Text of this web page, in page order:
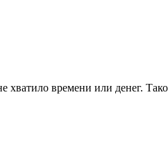
времени или денег.